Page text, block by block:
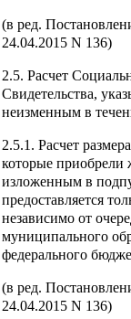
(в ред.
24.04.2015 N 136)
2.5. Расчет
Свидетельства,
неизменным в
2.5.1. Расчет
которые приобрели
изложенным в
предоставляется
независимо от
муниципального
федерального
(в ред.
24.04.2015 N 136)